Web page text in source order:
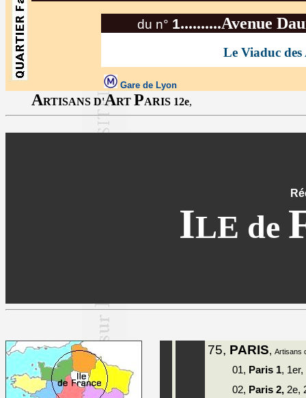
du n° 1..........Avenue
Le Viaduc
Gare de Lyon
ARTISANS D'ART PARIS 12e,
ILE de
75, PARIS, Artisans
01, Paris 1, 1er,
02, Paris 2, 2e,